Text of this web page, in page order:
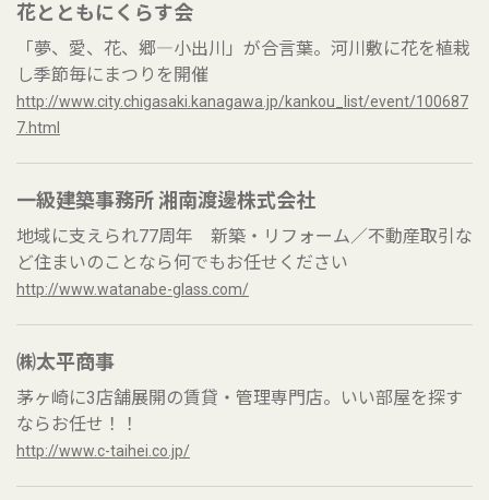
花とともにくらす会
「夢、愛、花、郷―小出川」が合言葉。河川敷に花を植栽
し季節毎にまつりを開催
http://www.city.chigasaki.kanagawa.jp/kankou_list/event/100687
7.html
一級建築事務所 湘南渡邊株式会社
地域に支えられ77周年 新築・リフォーム／不動産取引な
ど住まいのことなら何でもお任せください
http://www.watanabe-glass.com/
㈱太平商事
茅ヶ崎に3店舗展開の賃貸・管理専門店。いい部屋を探す
ならお任せ！！
http://www.c-taihei.co.jp/